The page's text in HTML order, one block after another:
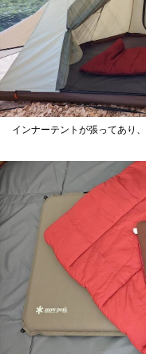
インナーテントが張ってあり